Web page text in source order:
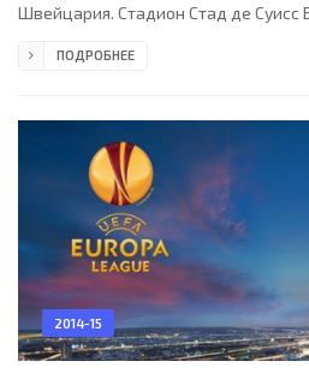
Швейцария. Стадион Стад де Суисс
(Франция), Сириль Грингор
Гайич, Секу Саного, Ренато
Рафаэль Нуццоло (Ален
ПОДРОБНЕЕ
2014-15